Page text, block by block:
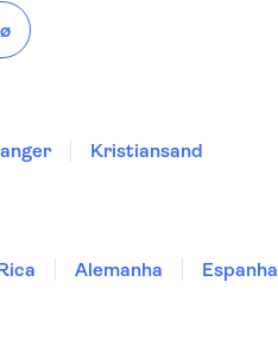
Kristiansand
Alemanha Espanha